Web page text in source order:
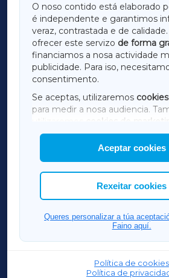
O noso contido está elaborado
é independente e garantimos
veraz, contrastada e de
ofrecer este servizo de forma
financiamos a nosa actividade
publicidade. Para iso,
consentimento.
Se aceptas, utilizaremos
para medir a nosa audiencia.
utilizaremos
cookies de
mostrar publicidade de terceiros.
Así mesmo, podes personalizar
cookies que desexas permitir.
Aceptar cookies
Rexeitar cookies
Queres personalizar a túa
Faino aquí.
Política de cookies
Política de
LUGOXA
TERRACHAXA
AMARIÑAXA
RIBEIRASACRAXA
ACORUÑAXA
FERROLXA
OURENSEXA